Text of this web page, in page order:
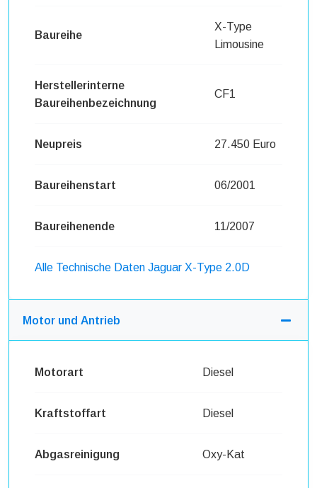
Baureihe
X-Type
Limousine
Herstellerinterne
Baureihenbezeichnung
CF1
Neupreis 27.450 Euro
Baureihenstart 06/2001
Baureihenende 11/2007
Alle Technische Daten Jaguar X-Type 2.0D
Motor und Antrieb
Motorart Diesel
Kraftstoffart Diesel
Abgasreinigung Oxy-Kat